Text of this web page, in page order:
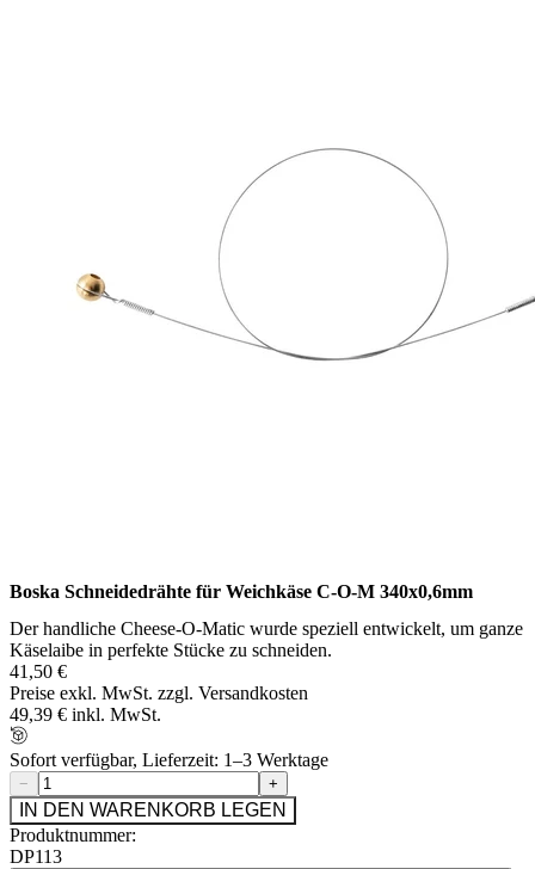
Boska Schneidedrähte für Weichkäse C-O-M 340x0,6mm
Der handliche Cheese-O-Matic wurde speziell entwickelt, um ganze
Käselaibe in perfekte Stücke zu schneiden.
41,50 €
Preise exkl. MwSt. zzgl. Versandkosten
49,39 € inkl. MwSt.
Sofort verfügbar, Lieferzeit: 1–3 Werktage
− +
IN DEN WARENKORB LEGEN
Produktnummer:
DP113